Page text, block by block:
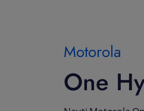
Motorola
One